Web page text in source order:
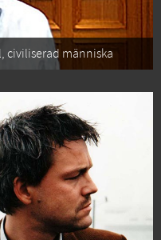
civiliserad människa